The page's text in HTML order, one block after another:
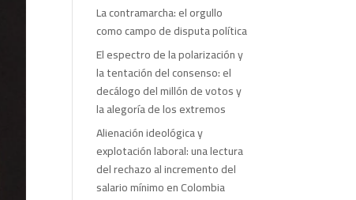
La contramarcha: el orgullo
como campo de disputa política
El espectro de la polarización y
la tentación del consenso: el
decálogo del millón de votos y
la alegoría de los extremos
Alienación ideológica y
explotación laboral: una lectura
del rechazo al incremento del
salario mínimo en Colombia